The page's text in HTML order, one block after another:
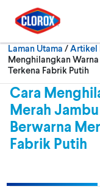
Langkau ke navigasi
Langkau ke kandungan
Langkau ke pengaki
Laman Utama /Artikel
Menghilangkan
Terkena Fabrik Putih
Cara
Merah
Berwarna
Fabrik Putih